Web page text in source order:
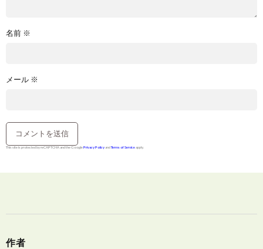
名前 ※
メール ※
This site is protected by reCAPTCHA and the GooglePrivacy Policy andTerms of Service apply.
作者